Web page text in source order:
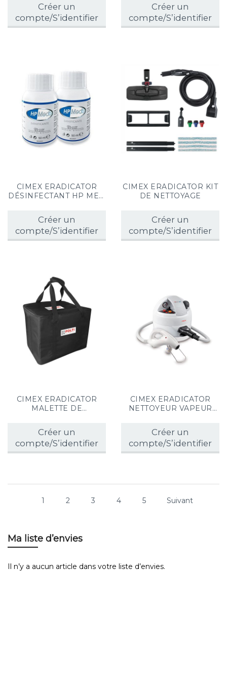
Créer un
compte/S’identifier
MASQUE (x2)
Créer un
compte/S’identifier
CIMEX ERADICATOR
DÉSINFECTANT HP MED
Créer un
compte/S’identifier
CIMEX ERADICATOR KIT
DE NETTOYAGE
Créer un
compte/S’identifier
CIMEX ERADICATOR
MALETTE DE
Créer un
compte/S’identifier
CIMEX ERADICATOR
NETTOYEUR VAPEUR
LIT
Créer un
compte/S’identifier
1 2 3 4 5 Suivant
Ma liste d’envies
Il n’y a aucun article dans votre liste d’envies.